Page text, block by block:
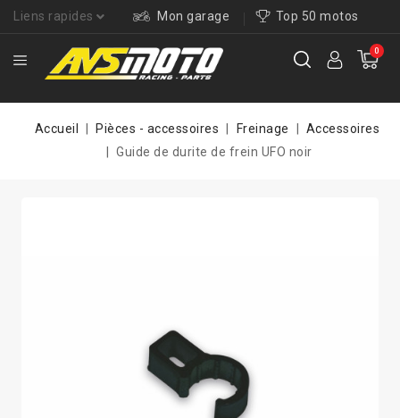
Liens rapides Mon garage Top 50 motos
0
Accueil Pièces - accessoires Freinage
Accessoires
Guide de durite de frein UFO noir